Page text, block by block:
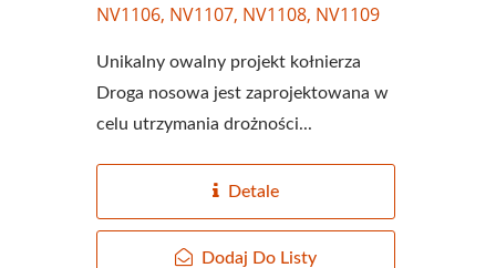
NV1106, NV1107, NV1108, NV1109
Unikalny owalny projekt kołnierza
Droga nosowa jest zaprojektowana w
celu utrzymania drożności...
Detale
Dodaj Do Listy